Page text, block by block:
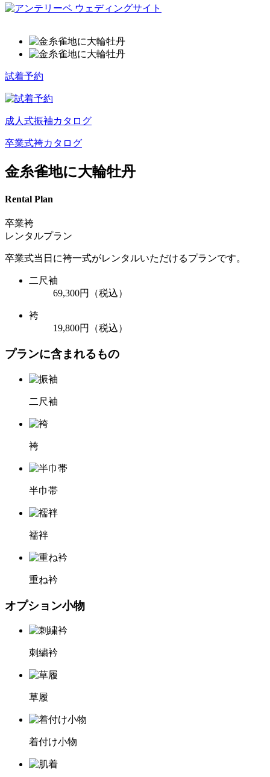
試着予約
成人式振袖カタログ
卒業式袴カタログ
金糸雀地に大輪牡丹
Rental Plan
卒業袴
レンタルプラン
卒業式当日に袴一式がレンタルいただけるプランです。
二尺袖
69,300円
（税込）
袴
19,800円
（税込）
プランに含まれるもの
二尺袖
袴
半巾帯
襦袢
重ね衿
オプション小物
刺繍衿
草履
着付け小物